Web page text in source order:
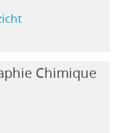
Chimique